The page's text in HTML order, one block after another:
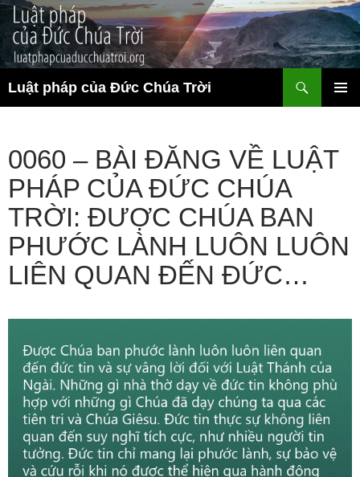
Chuyển
đến
nội
dung
Luật pháp của Đức Chúa Trời
kiếm
0060 – BÀI ĐĂNG VỀ LUẬT
PHÁP CỦA ĐỨC CHÚA
TRỜI: ĐƯỢC CHÚA BAN
PHƯỚC LÀNH LUÔN LUÔN
LIÊN QUAN ĐẾN ĐỨC…